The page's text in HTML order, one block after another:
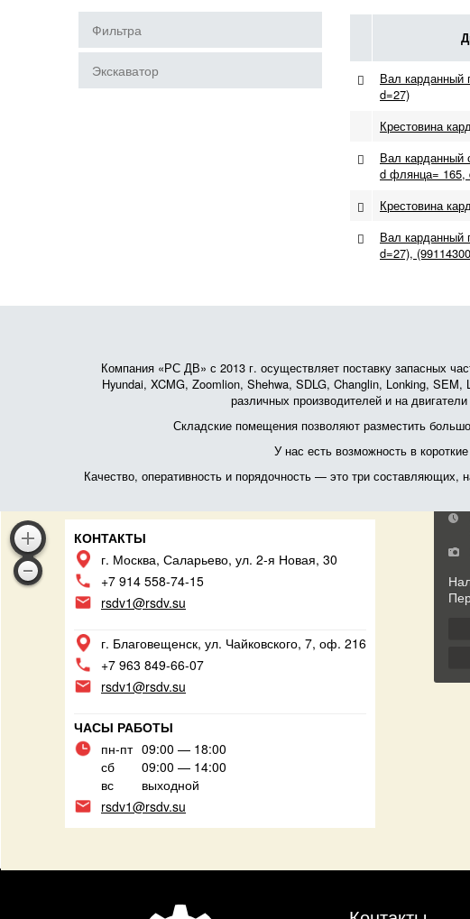
Вал карданный
d=27)
Крестовина
Вал карданный
d флянца= 165,
Крестовина
Вал карданный
d=27),
Фильтра
Экскаватор
Компания «РС ДВ» с 2013 г. осуществляет поставку запасных
Hyundai, XCMG, Zoomlion, Shehwa, SDLG, Changlin, Lonking,
различных производителей и на
Складские помещения позволяют разместить
У нас есть возможность в
Качество, оперативность и порядочность — это три
КОНТАКТЫ
г. Москва, Саларьево, ул. 2-я Новая, 30
+7 914 558-74-15
rsdv1@rsdv.su
г. Благовещенск, ул. Чайковского, 7, оф. 216
+7 963 849-66-07
rsdv1@rsdv.su
ЧАСЫ РАБОТЫ
пн-пт 09:00 — 18:00
сб
09:00 — 14:00
вс
выходной
rsdv1@rsdv.su